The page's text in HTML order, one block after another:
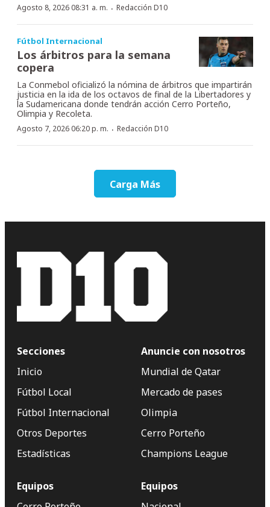
Agosto 8, 2026 08:31 a. m. · Redacción D10
Fútbol Internacional
Los árbitros para la semana
copera
La Conmebol oficializó la nómina de árbitros que impartirán
justicia en la ida de los octavos de final de la Libertadores y
la Sudamericana donde tendrán acción Cerro Porteño,
Olimpia y Recoleta.
Agosto 7, 2026 06:20 p. m. · Redacción D10
Carga Más
Secciones
Inicio
Fútbol Local
Fútbol Internacional
Otros Deportes
Estadísticas
Anuncie con nosotros
Mundial de Qatar
Mercado de pases
Olimpia
Cerro Porteño
Champions League
Equipos
Equipos